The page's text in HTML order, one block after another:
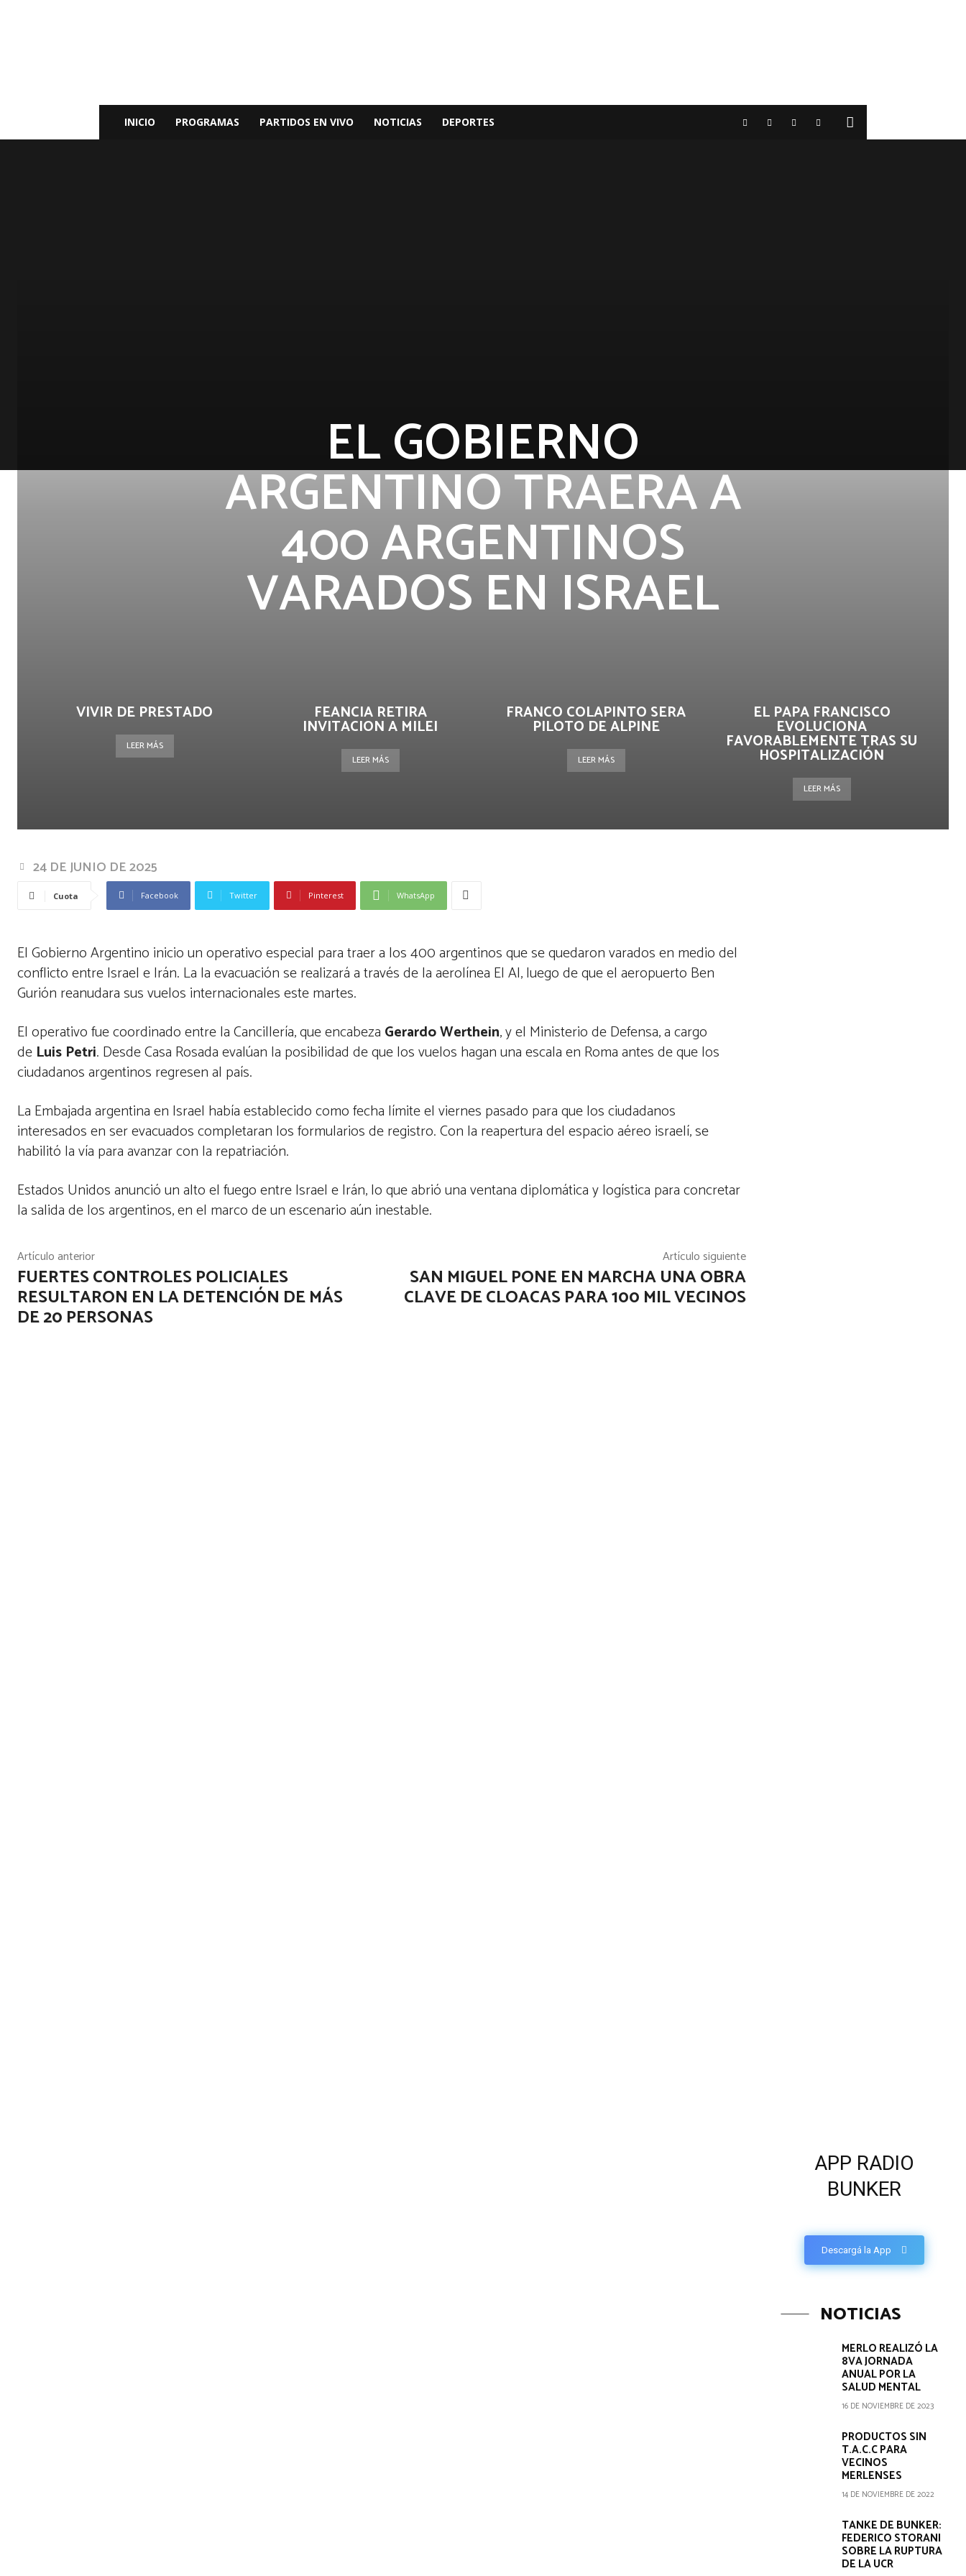
INICIO PROGRAMAS PARTIDOS EN VIVO NOTICIAS DEPORTES
EL GOBIERNO
ARGENTINO TRAERA A
400 ARGENTINOS
VARADOS EN ISRAEL
VIVIR DE PRESTADO
LEER MÁS
FEANCIA RETIRA
INVITACION A MILEI
LEER MÁS
FRANCO COLAPINTO SERA
PILOTO DE ALPINE
LEER MÁS
EL PAPA FRANCISCO
EVOLUCIONA
FAVORABLEMENTE TRAS SU
HOSPITALIZACIÓN
LEER MÁS
24 DE JUNIO DE 2025
Cuota Facebook Twitter Pinterest WhatsApp
El Gobierno Argentino inicio un operativo especial para traer a los 400 argentinos que se quedaron varados en medio del
conflicto entre Israel e Irán. La la evacuación se realizará a través de la aerolínea El Al, luego de que el aeropuerto Ben
Gurión reanudara sus vuelos internacionales este martes.
El operativo fue coordinado entre la Cancillería, que encabeza Gerardo Werthein, y el Ministerio de Defensa, a cargo
de Luis Petri. Desde Casa Rosada evalúan la posibilidad de que los vuelos hagan una escala en Roma antes de que los
ciudadanos argentinos regresen al país.
La Embajada argentina en Israel había establecido como fecha límite el viernes pasado para que los ciudadanos
interesados en ser evacuados completaran los formularios de registro. Con la reapertura del espacio aéreo israelí, se
habilitó la vía para avanzar con la repatriación.
Estados Unidos anunció un alto el fuego entre Israel e Irán, lo que abrió una ventana diplomática y logística para concretar
la salida de los argentinos, en el marco de un escenario aún inestable.
Artículo anterior
FUERTES CONTROLES POLICIALES
RESULTARON EN LA DETENCIÓN DE MÁS
DE 20 PERSONAS
Artículo siguiente
SAN MIGUEL PONE EN MARCHA UNA OBRA
CLAVE DE CLOACAS PARA 100 MIL VECINOS
APP RADIO
BUNKER
Descargá la App
NOTICIAS
MERLO REALIZÓ LA
8VA JORNADA
ANUAL POR LA
SALUD MENTAL
16 DE NOVIEMBRE DE 2023
PRODUCTOS SIN
T.A.C.C PARA
VECINOS
MERLENSES
14 DE NOVIEMBRE DE 2022
TANKE DE BUNKER:
FEDERICO STORANI
SOBRE LA RUPTURA
DE LA UCR